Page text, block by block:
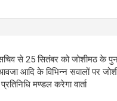
से 25 सितंबर को जोशीमठ के
आदि के विभिन्न सवालों पर
मण्डल करेगा वार्ता